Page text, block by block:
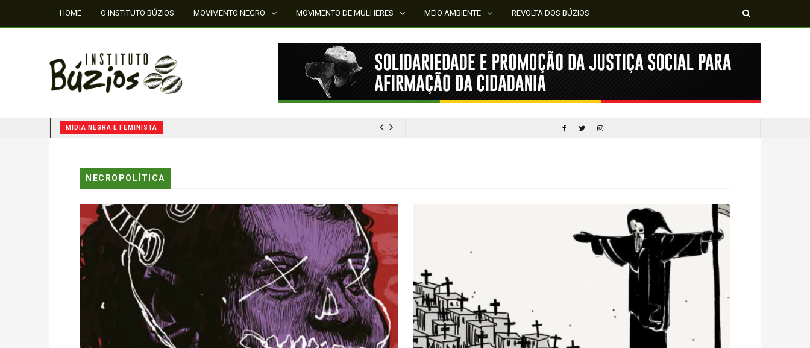
HOME O INSTITUTO BÚZIOS MOVIMENTO NEGRO MOVIMENTO DE MULHERES MEIO AMBIENTE REVOLTA DOS BÚZIOS
MÍDIA NEGRA E FEMINISTA
NECROPOLÍTICA